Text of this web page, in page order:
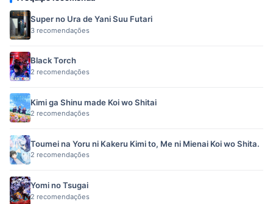
Super no Ura de Yani Suu Futari
3 recomendações
Black Torch
2 recomendações
Kimi ga Shinu made Koi wo Shitai
2 recomendações
Toumei na Yoru ni Kakeru Kimi to, Me ni Mienai Koi wo Shita.
2 recomendações
Yomi no Tsugai
2 recomendações